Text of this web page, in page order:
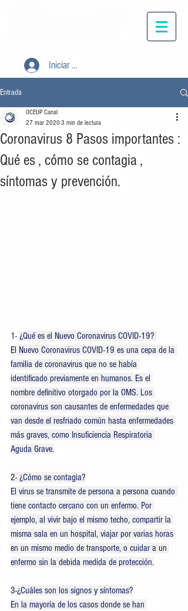
Iniciar sesión
Entrada
Coronavirus 8 Pasos importantes :
Qué es , cómo se contagia ,
síntomas y prevención.
OCEUP Canal
27 mar 2020 3 min de lectura
1- ¿Qué es el Nuevo Coronavirus COVID-19?
El Nuevo Coronavirus COVID-19 es una cepa de la
familia de coronavirus que no se había
identificado previamente en humanos. Es el
nombre definitivo otorgado por la OMS. Los
coronavirus son causantes de enfermedades que
van desde el resfriado común hasta enfermedades
más graves, como Insuficiencia Respiratoria
Aguda Grave.
2- ¿Cómo se contagia?
El virus se transmite de persona a persona cuando
tiene contacto cercano con un enfermo. Por
ejemplo, al vivir bajo el mismo techo, compartir la
misma sala en un hospital, viajar por varias horas
en un mismo medio de transporte, o cuidar a un
enfermo sin la debida medida de protección.
3-¿Cuáles son los signos y síntomas?
En la mayoría de los casos donde se han